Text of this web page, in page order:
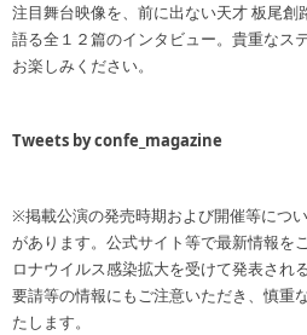
注目舞台映像を、前に出ない天才 板尾創
語る全１２篇のインタビュー。貴重なス
お楽しみください。
Tweets by confe_magazine
※掲載公演の発売時期および開催等につ
があります。公式サイト等で最新情報を
ロナウイルス感染拡大を受けて発表され
要請等の情報にもご注意いただき、慎重
たします。